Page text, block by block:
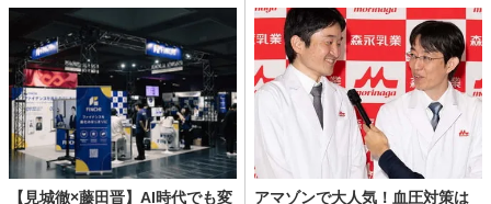
【見城徹×藤田晋】AI時代でも変
アマゾンで大人気！血圧対策は